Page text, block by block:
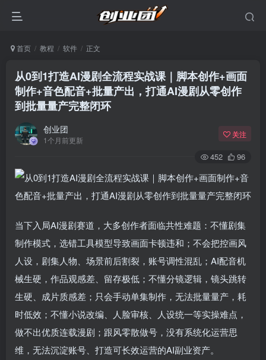
首页 教程 软件 正文
从0到1打造AI漫剧全流程实战课｜脚本创作+画面
制作+音色配音+批量产出，打通AI漫剧从零创作
到批量量产完整闭环
创业团
1个月前更新
关注
452 96
当下入局AI漫剧赛道，大多创作者面临共性难题：不懂剧集
制作模式，选错工具模型导致画面卡顿违和；不会把控画风
人设，剧集人物、场景前后割裂，账号调性混乱；AI配音机
械生硬，作品观感差、留存极低；不懂分镜逻辑，镜头跳转
生硬、成片质感差；只会手动单集制作，无法批量量产，耗
时低效；不懂小说改编、人脸审核、人设统一等实操难点，
做不出优质连载漫剧；跟风零散做号，没有系统化运营思
维，无法沉淀账号、打造可长效运营的AI副业资产。